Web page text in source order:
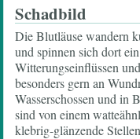
Schadbild
Die Blutläuse wandern
und spinnen sich dort
Witterungseinflüssen
besonders gern an
Wasserschossen und in
sind von einem
klebrig-glänzende